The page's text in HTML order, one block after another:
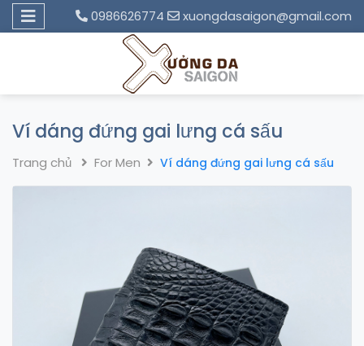
0986626774 xuongdasaigon@gmail.com
Ví dáng đứng gai lưng cá sấu
Trang chủ For Men Ví dáng đứng gai lưng cá sấu